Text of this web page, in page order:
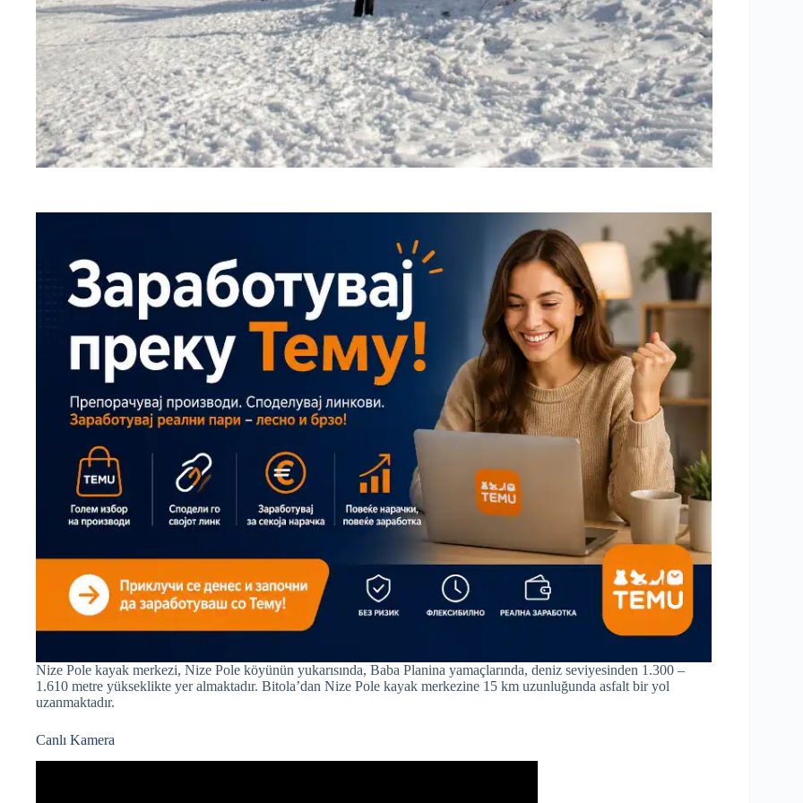
Nize Pole kayak merkezi, Nize Pole köyünün yukarısında, Baba Planina yamaçlarında, deniz seviyesinden 1.300 –
1.610 metre yükseklikte yer almaktadır. Bitola’dan Nize Pole kayak merkezine 15 km uzunluğunda asfalt bir yol
uzanmaktadır.
Canlı Kamera